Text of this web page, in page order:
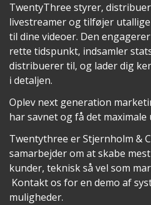
TwentyThree styrer,
livestreamer og tilføjer
til dine videoer. Den
rette tidspunkt, indsamler
distribuerer til, og lader dig
i detaljen.
Oplev next generation
har savnet og få det maximale
Twentythree er Stjernholm &
samarbejder om at skabe
kunder, teknisk så vel som
Kontakt os for en demo af
muligheder.